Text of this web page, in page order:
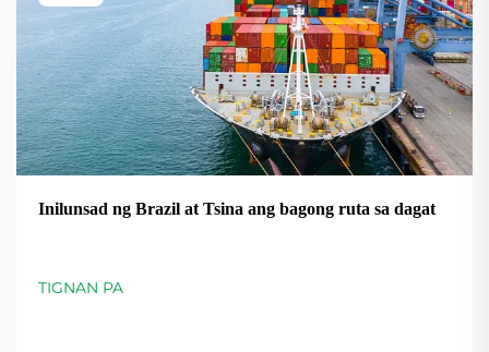
Inilunsad ng Brazil at Tsina ang bagong ruta sa dagat
TIGNAN PA